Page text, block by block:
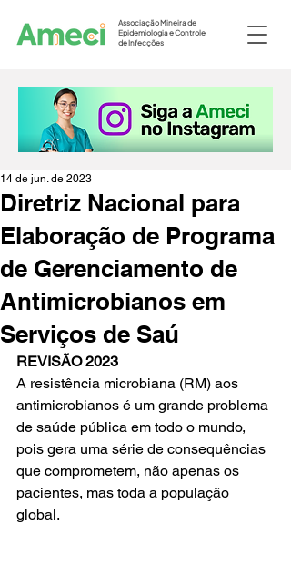
Associação Mineira de
Epidemiologia e Controle
de Infecções
Diretriz Nacional para
Elaboração de Programa
de Gerenciamento de
Antimicrobianos em
Serviços de Saú
14 de jun. de 2023
REVISÃO 2023
A resistência microbiana (RM) aos
antimicrobianos é um grande problema
de saúde pública em todo o mundo,
pois gera uma série de consequências
que comprometem, não apenas os
pacientes, mas toda a população
global.